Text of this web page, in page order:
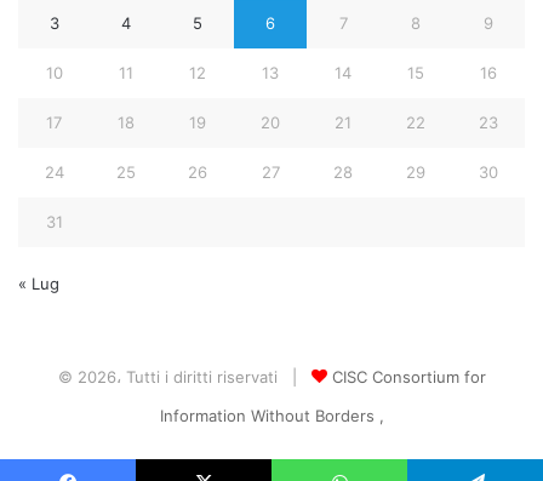
3 4 5 6 7 8 9
10 11 12 13 14 15 16
17 18 19 20 21 22 23
24 25 26 27 28 29 30
31
« Lug
© 2026، Tutti i diritti riservati |
CISC Consortium for
Information Without Borders ,